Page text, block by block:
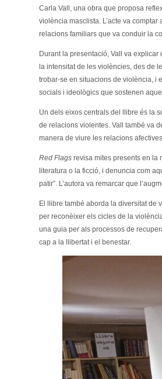
Carla Vall, una obra que proposa
violència masclista. L’acte va
relacions familiars que va conduir la
Durant la presentació, Vall va
la intensitat de les violències, des de
trobar-se en situacions de violència, i
socials i ideològics que sostenen
Un dels eixos centrals del llibre és la
de relacions violentes. Vall també va
manera de viure les relacions
Red Flags revisa mites presents en la
literatura o la ficció, i denuncia com
patir”. L’autora va remarcar que
El llibre també aborda la diversitat de
per reconèixer els cicles de la
una guia per als processos de
cap a la llibertat i el benestar.